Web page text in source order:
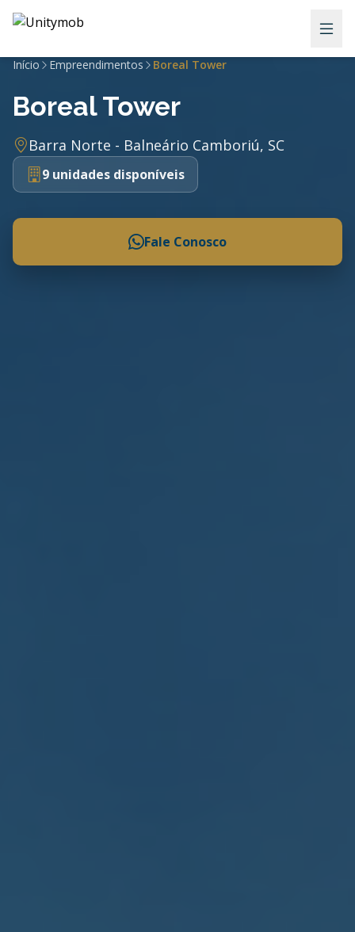
Início Empreendimentos Boreal Tower
Boreal Tower
Barra Norte - Balneário Camboriú, SC
9 unidades disponíveis
Fale Conosco